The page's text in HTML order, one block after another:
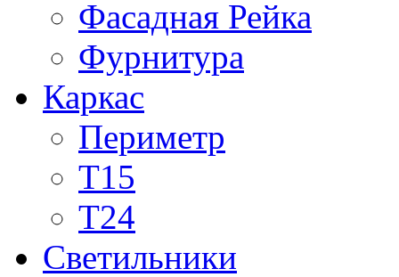
Фасадная Рейка
Фурнитура
Каркас
Периметр
Т15
Т24
Светильники